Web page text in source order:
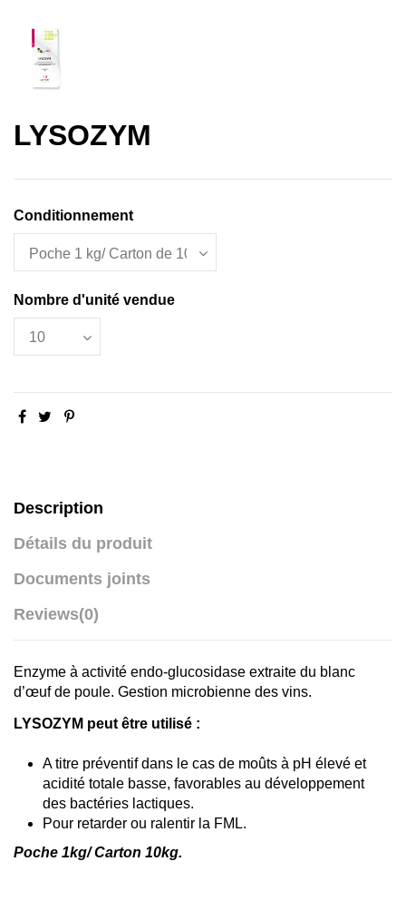
LYSOZYM
Conditionnement
Nombre d'unité vendue
Description
Détails du produit
Documents joints
Reviews(0)
Enzyme à activité endo-glucosidase extraite du blanc
d’œuf de poule. Gestion microbienne des vins.
LYSOZYM peut être utilisé :
A titre préventif dans le cas de moûts à pH élevé et
acidité totale basse, favorables au développement
des bactéries lactiques.
Pour retarder ou ralentir la FML.
Poche 1kg/ Carton 10kg.